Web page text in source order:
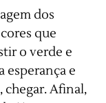
dos
que
o verde e
esperança e
chegar. Afinal,